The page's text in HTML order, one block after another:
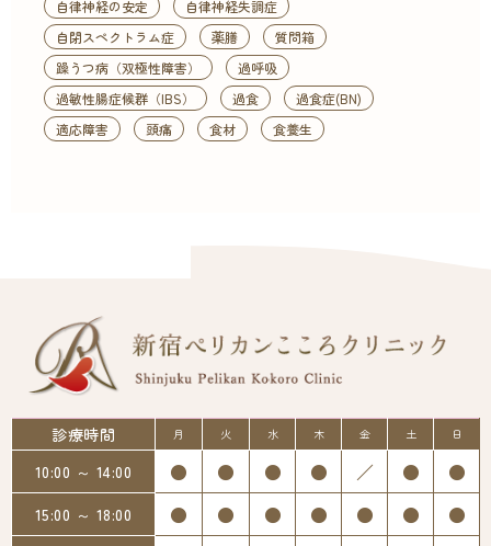
自律神経の安定
自律神経失調症
自閉スペクトラム症
薬膳
質問箱
躁うつ病（双極性障害）
過呼吸
過敏性腸症候群（IBS）
過食
過食症(BN)
適応障害
頭痛 食材 食養生
診療時間 月 火 水 木 金 土 日
10:00 ～ 14:00 ● ● ● ● ／ ● ●
15:00 ～ 18:00 ● ● ● ● ● ● ●